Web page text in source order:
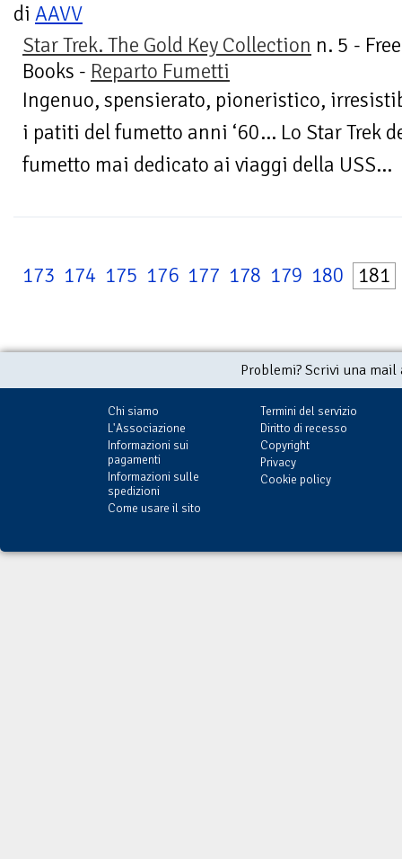
di AAVV
Star Trek. The Gold Key Collection n. 5 - Free
Books - Reparto Fumetti
Ingenuo, spensierato, pioneristico,
i patiti del fumetto anni ‘60… Lo Star Trek
fumetto mai dedicato ai viaggi della USS...
173 174 175 176 177 178 179 180 181
Problemi? Scrivi una
Chi siamo
L'Associazione
Informazioni sui
pagamenti
Informazioni sulle
spedizioni
Come usare il sito
Termini del servizio
Diritto di recesso
Copyright
Privacy
Cookie policy